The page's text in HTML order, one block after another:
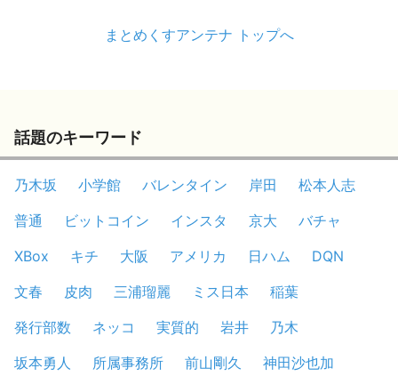
まとめくすアンテナ トップへ
話題のキーワード
乃木坂 小学館 バレンタイン 岸田
松本人志
普通
ビットコイン インスタ 京大
バチャ
XBox
キチ 大阪 アメリカ 日ハム
DQN
文春
皮肉 三浦瑠麗 ミス日本
稲葉
発行部数
ネッコ 実質的 岩井
乃木
坂本勇人
所属事務所 前山剛久
神田沙也加